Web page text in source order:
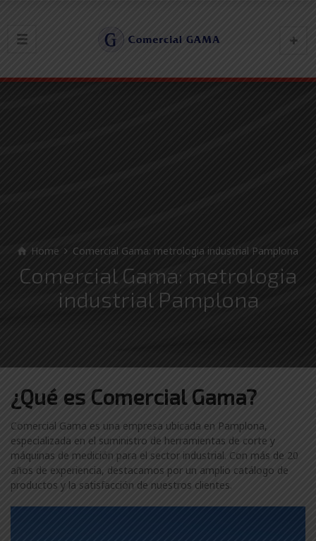
Home Comercial Gama: metrologia industrial Pamplona
Comercial Gama: metrologia
industrial Pamplona
¿Qué es Comercial Gama?
Comercial Gama es una empresa ubicada en Pamplona,
especializada en el suministro de herramientas de corte y
máquinas de medición para el sector industrial. Con más de 20
años de experiencia, destacamos por un amplio catálogo de
productos y la satisfacción de nuestros clientes.